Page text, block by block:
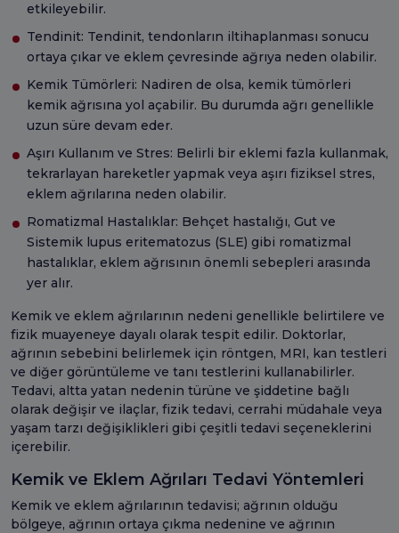
etkileyebilir.
Tendinit: Tendinit, tendonların iltihaplanması sonucu
ortaya çıkar ve eklem çevresinde ağrıya neden olabilir.
Kemik Tümörleri: Nadiren de olsa, kemik tümörleri
kemik ağrısına yol açabilir. Bu durumda ağrı genellikle
uzun süre devam eder.
Aşırı Kullanım ve Stres: Belirli bir eklemi fazla kullanmak,
tekrarlayan hareketler yapmak veya aşırı fiziksel stres,
eklem ağrılarına neden olabilir.
Romatizmal Hastalıklar: Behçet hastalığı, Gut ve
Sistemik lupus eritematozus (SLE) gibi romatizmal
hastalıklar, eklem ağrısının önemli sebepleri arasında
yer alır.
Kemik ve eklem ağrılarının nedeni genellikle belirtilere ve
fizik muayeneye dayalı olarak tespit edilir. Doktorlar,
ağrının sebebini belirlemek için röntgen, MRI, kan testleri
ve diğer görüntüleme ve tanı testlerini kullanabilirler.
Tedavi, altta yatan nedenin türüne ve şiddetine bağlı
olarak değişir ve ilaçlar, fizik tedavi, cerrahi müdahale veya
yaşam tarzı değişiklikleri gibi çeşitli tedavi seçeneklerini
içerebilir.
Kemik ve Eklem Ağrıları Tedavi Yöntemleri
Kemik ve eklem ağrılarının tedavisi; ağrının olduğu
bölgeye, ağrının ortaya çıkma nedenine ve ağrının